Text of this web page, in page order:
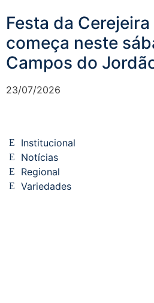
Festa da
começa neste
Campos do
23/07/2026
Institucional
Notícias
Regional
Variedades